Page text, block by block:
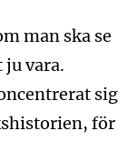
man ska se
ju vara.
sig
för